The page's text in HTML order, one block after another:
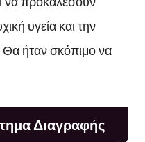
υγεία και την
ήταν σκόπιμο να
Διαγραφής